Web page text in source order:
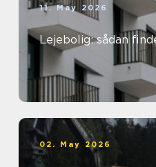
11. May 2026
Lejebolig: sådan
02. May 2026